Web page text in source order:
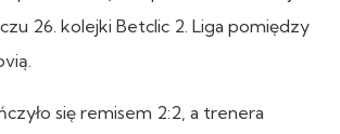
26. kolejki Betclic 2. Liga pomiędzy
się remisem 2:2, a trenera